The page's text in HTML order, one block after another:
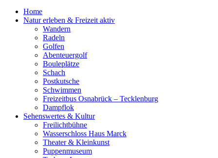
Home
Natur erleben & Freizeit aktiv
Wandern
Radeln
Golfen
Abenteuergolf
Bouleplätze
Schach
Postkutsche
Schwimmen
Freizeitbus Osnabrück – Tecklenburg
Dampflok
Sehenswertes & Kultur
Freilichtbühne
Wasserschloss Haus Marck
Theater & Kleinkunst
Puppenmuseum